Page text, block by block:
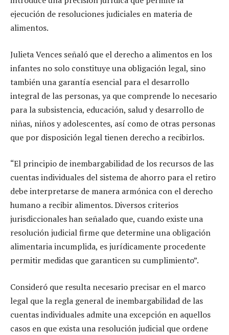
ejecución de resoluciones judiciales en materia de
alimentos.
Julieta Vences señaló que el derecho a alimentos en los
infantes no solo constituye una obligación legal, sino
también una garantía esencial para el desarrollo
integral de las personas, ya que comprende lo necesario
para la subsistencia, educación, salud y desarrollo de
niñas, niños y adolescentes, así como de otras personas
que por disposición legal tienen derecho a recibirlos.
“El principio de inembargabilidad de los recursos de las
cuentas individuales del sistema de ahorro para el retiro
debe interpretarse de manera armónica con el derecho
humano a recibir alimentos. Diversos criterios
jurisdiccionales han señalado que, cuando existe una
resolución judicial firme que determine una obligación
alimentaria incumplida, es jurídicamente procedente
permitir medidas que garanticen su cumplimiento”.
Consideró que resulta necesario precisar en el marco
legal que la regla general de inembargabilidad de las
cuentas individuales admite una excepción en aquellos
casos en que exista una resolución judicial que ordene